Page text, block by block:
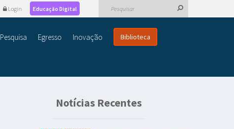
Login Educação Digital
Pesquisa Egresso Inovação Biblioteca
Notícias Recentes